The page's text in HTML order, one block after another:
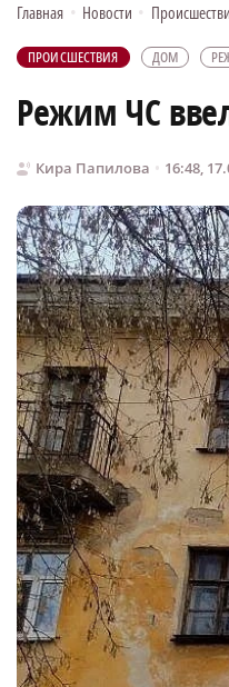
Главная • Новости •
ПРОИСШЕСТВИЯ ДОМ
Режим ЧС
Кира Папилова 16:48,